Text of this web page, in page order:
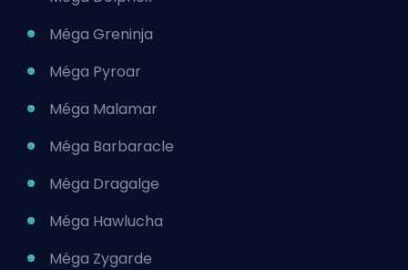
Méga Greninja
Méga Pyroar
Méga Malamar
Méga Barbaracle
Méga Dragalge
Méga Hawlucha
Méga Zygarde